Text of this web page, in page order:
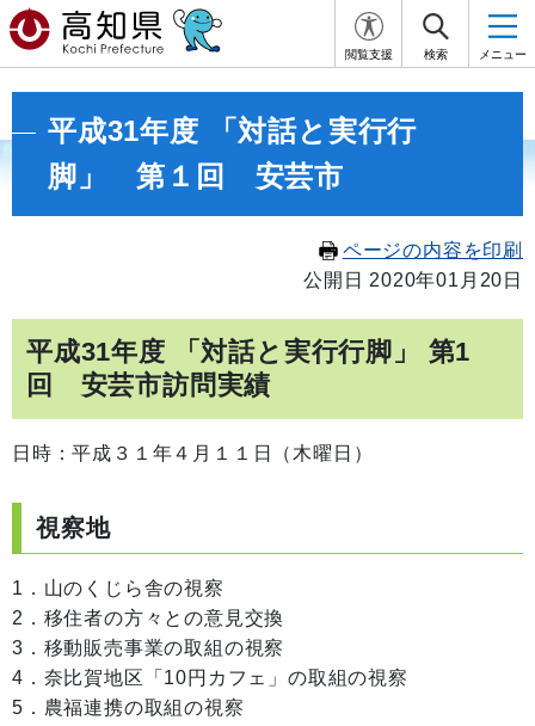
閲覧支援 検索 メニュー
平成31年度 「対話と実行行
脚」 第１回 安芸市
ページの内容を印刷
公開日 2020年01月20日
平成31年度 「対話と実行行脚」 第1
回 安芸市訪問実績
日時：平成３１年４月１１日（木曜日）
視察地
1．山のくじら舎の視察
2．移住者の方々との意見交換
3．移動販売事業の取組の視察
4．奈比賀地区「10円カフェ」の取組の視察
5．農福連携の取組の視察